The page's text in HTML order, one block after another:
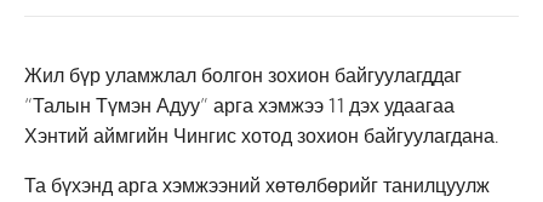
Жил бүр уламжлал болгон зохион байгуулагддаг
“Талын Түмэн Адуу” арга хэмжээ 11 дэх удаагаа
Хэнтий аймгийн Чингис хотод зохион байгуулагдана.
Та бүхэнд арга хэмжээний хөтөлбөрийг танилцуулж